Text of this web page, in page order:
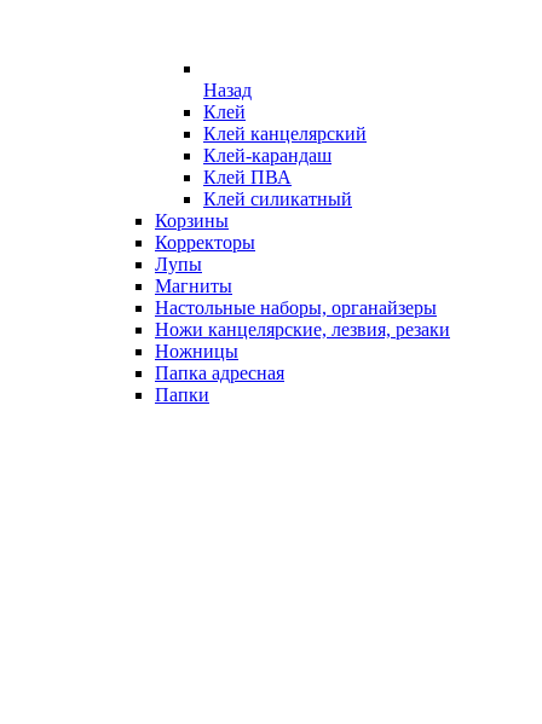
Назад
Клей
Клей канцелярский
Клей-карандаш
Клей ПВА
Клей силикатный
Корзины
Корректоры
Лупы
Магниты
Настольные наборы, органайзеры
Ножи канцелярские, лезвия, резаки
Ножницы
Папка адресная
Папки